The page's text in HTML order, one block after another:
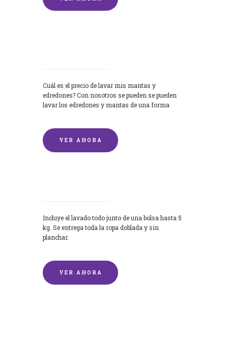
Cuál es el precio de lavar mis mantas y
edredones? Con nosotros se pueden se pueden
lavar los edredones y mantas de una forma
VER AHORA
Incluye el lavado todo junto de una bolsa hasta 5
kg. Se entrega toda la ropa doblada y sin
planchar.
VER AHORA